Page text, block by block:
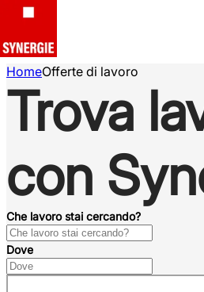
HomeOfferte di lavoro
Trova
con
Che lavoro stai cercando?
Dove